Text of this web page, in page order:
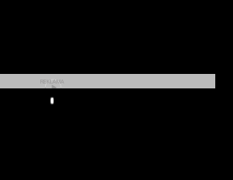
REKLAMA
Play